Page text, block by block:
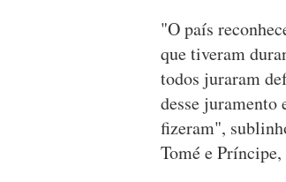
"O país
que tiveram
todos juraram
desse juramento
fizeram",
Tomé e